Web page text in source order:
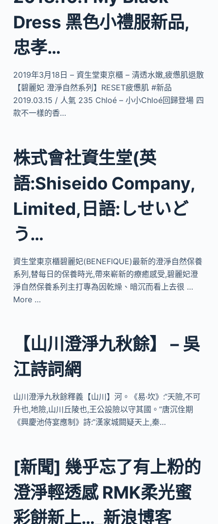
Dress 黑色小禮服新品,
忠孝…
2019年3月18日 – 資生堂東京櫃 – 清透水嫩,疲憊肌退散
【碧麗妃 澄淨自然系列】RESET疲憊肌 #新品
2019.03.15 / 人氣 235 Chloé – 小小Chloé回歸登場 四
款不一樣的香…
株式會社資生堂(英
語:Shiseido Company,
Limited,日語:しせいど
う…
資生堂東京櫃碧麗妃(BENEFIQUE)最新的澄淨自然保養
系列,替每日的保養時光,帶來嶄新的療癒感受,碧麗妃澄
淨自然保養系列主打專為因乾燥、暗沉而看上去很 …
More …
【山川澄淨九秋餘】 – 吳
江詩詞網
山川澄淨九秋餘釋義【山川】河。《易·坎》:“天險,不可
升也,地險,山川丘陵也,王公設險以守其國。”唐沉佺期
《興慶池侍宴應制》詩:“漢家城闕疑天上,秦…
[新聞] 幾乎忘了有上粉的
澄淨輕透感 RMK柔光蜜
彩餅新上…_新浪博客